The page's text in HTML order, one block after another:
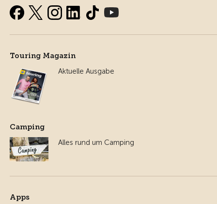
Touring Magazin
Aktuelle Ausgabe
Camping
Alles rund um Camping
Apps